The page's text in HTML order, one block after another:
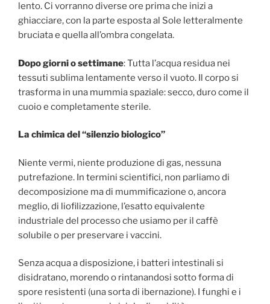
lento. Ci vorranno diverse ore prima che inizi a
ghiacciare, con la parte esposta al Sole letteralmente
bruciata e quella all’ombra congelata.
Dopo giorni o settimane: Tutta l’acqua residua nei
tessuti sublima lentamente verso il vuoto. Il corpo si
trasforma in una mummia spaziale: secco, duro come il
cuoio e completamente sterile.
La chimica del “silenzio biologico”
Niente vermi, niente produzione di gas, nessuna
putrefazione. In termini scientifici, non parliamo di
decomposizione ma di mummificazione o, ancora
meglio, di liofilizzazione, l’esatto equivalente
industriale del processo che usiamo per il caffè
solubile o per preservare i vaccini.
Senza acqua a disposizione, i batteri intestinali si
disidratano, morendo o rintanandosi sotto forma di
spore resistenti (una sorta di ibernazione). I funghi e i